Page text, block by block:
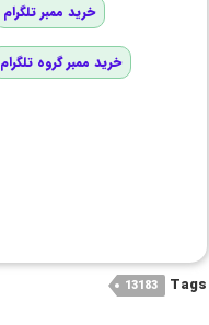
خرید ممبر تلگرام
خرید ممبر گروه تلگرام
Tags
13183